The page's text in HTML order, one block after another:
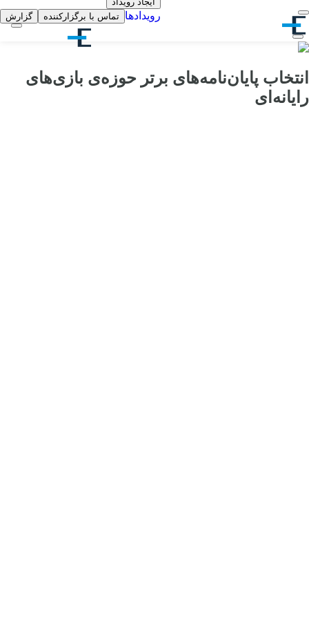
رویدادها تماس با برگزارکننده گزارش
انتخاب پایان‌نامه‌های برتر حوزه‌ی بازی‌های
رایانه‌ای